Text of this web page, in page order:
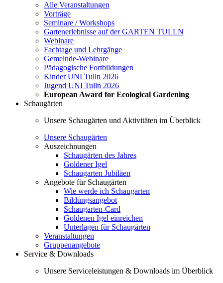
Alle Veranstaltungen
Vorträge
Seminare / Workshops
Gartenerlebnisse auf der GARTEN TULLN
Webinare
Fachtage und Lehrgänge
Gemeinde-Webinare
Pädagogische Fortbildungen
Kinder UNI Tulln 2026
Jugend UNI Tulln 2026
European Award for Ecological Gardening
Schaugärten
Unsere Schaugärten und Aktivitäten im Überblick
Unsere Schaugärten
Auszeichnungen
Schaugärten des Jahres
Goldener Igel
Schaugarten Jubiläen
Angebote für Schaugärten
Wie werde ich Schaugarten
Bildungsangebot
Schaugarten-Card
Goldenen Igel einreichen
Unterlagen für Schaugärten
Veranstaltungen
Gruppenangebote
Service & Downloads
Unsere Serviceleistungen & Downloads im Überblick